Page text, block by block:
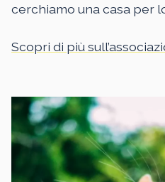
cerchiamo una casa per
Scopri di più